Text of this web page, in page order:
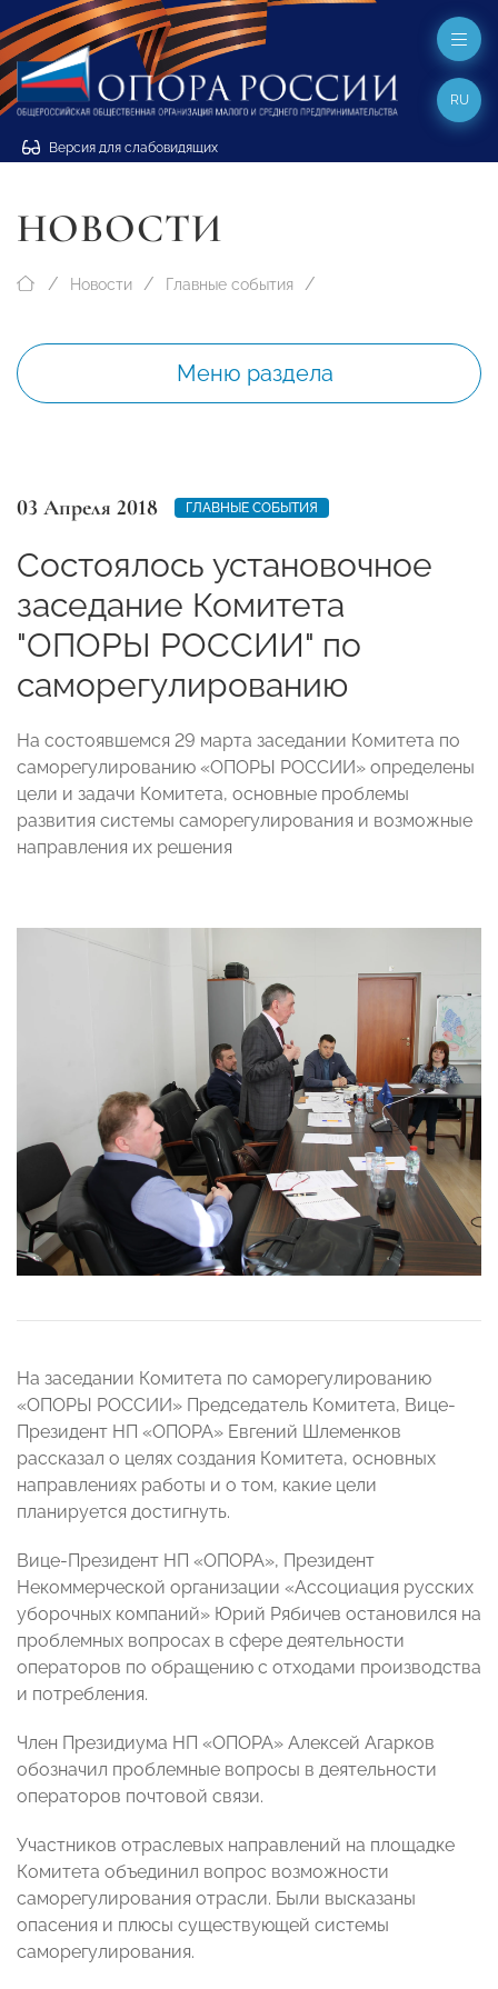
Версия для слабовидящих
RU
НОВОСТИ
Новости Главные события
Меню раздела
03 Апреля 2018 ГЛАВНЫЕ СОБЫТИЯ
Состоялось установочное
заседание Комитета
"ОПОРЫ РОССИИ" по
саморегулированию
На состоявшемся 29 марта заседании Комитета по
саморегулированию «ОПОРЫ РОССИИ» определены
цели и задачи Комитета, основные проблемы
развития системы саморегулирования и возможные
направления их решения
На заседании Комитета по саморегулированию
«ОПОРЫ РОССИИ» Председатель Комитета, Вице-
Президент НП «ОПОРА» Евгений Шлеменков
рассказал о целях создания Комитета, основных
направлениях работы и о том, какие цели
планируется достигнуть.
Вице-Президент НП «ОПОРА», Президент
Некоммерческой организации «Ассоциация русских
уборочных компаний» Юрий Рябичев остановился на
проблемных вопросах в сфере деятельности
операторов по обращению с отходами производства
и потребления.
Член Президиума НП «ОПОРА» Алексей Агарков
обозначил проблемные вопросы в деятельности
операторов почтовой связи.
Участников отраслевых направлений на площадке
Комитета объединил вопрос возможности
саморегулирования отрасли. Были высказаны
опасения и плюсы существующей системы
саморегулирования.